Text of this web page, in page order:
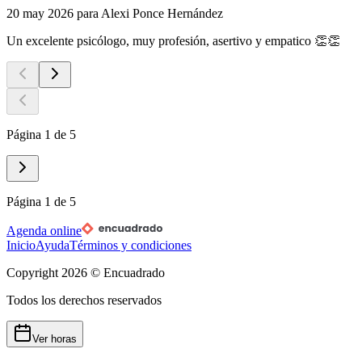
20 may 2026 para Alexi Ponce Hernández
Un excelente psicólogo, muy profesión, asertivo y empatico 👏👏
Página 1 de 5
Página 1 de 5
Agenda online
InicioAyudaTérminos y condiciones
Copyright 2026 © Encuadrado
Todos los derechos reservados
Ver horas